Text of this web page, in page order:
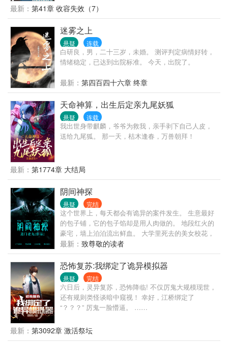
骨癌折磨的患者，成为了第三轮次的天选者。
—————————————— 一句话简介：男主在
拯救人类的过程中逐渐变为怪谈的故事 基本设定： 1.
人类无法从物理层面对抗诡异，所以除非规则允许，
不然不可能出现人类爆锤诡异的场景。 2.含有直播成
分，直播间描写较少，现实世界对天选者帮助很大。
3.不会特意去嘲弄某个国家，顶多安排点惨烈的死法√
也会坑不怀好意的人。 5.主角不会背叛人类。 6.本书
了之后觉得不太好的，欢迎评论区提出，只要有理有
据态度良好，我都会接受。
最新： 第41章 收容失效（7）
迷雾之上
悬疑 连载
白研良，男，二十三岁，未婚。 测评判定病情好转，
情绪稳定，已达到出院标准。 今天，出院了。
最新： 第四百四十六章 终章
天命神算，出生后定亲九尾妖狐
悬疑 连载
我出世身带麒麟，爷爷为救我，亲手剥下自己人皮，
送给九尾狐。 那一天，枯木逢春，万兽朝拜！
最新： 第1774章 大结局
阴间神探
悬疑 完结
这个世界上，每天都会有诡异的案件发生。 生意最好
的包子铺，它的包子馅却是用人肉做的。 地段红火的
豪宅，墙上泊泊流出鲜血。 大学里死去的美女校花，
每逢忌日必会带走一人。 医院7号楼僵尸婴儿的传说，
又是否确有其事？ 中国最后一个仵作，用传承了三千
年的验尸手法，带你直击命案现场：世间本无鬼，妙
手雪冤屈。 连环杀人魔，性瘾者，吸血症，奸尸癖，
妖瞳人群，公安厅奇案通通大解密！
最新： 致尊敬的读者
恐怖复苏:我绑定了诡异模拟器
悬疑 完结
六日后，灵异复苏，恐怖降临! 不仅厉鬼大规模现世，
还有规则类怪谈暗中窥视！ 幸好，江桥绑定了
“？？？” 厉鬼一脸懵逼。 ……
最新： 第3092章 激活祭坛